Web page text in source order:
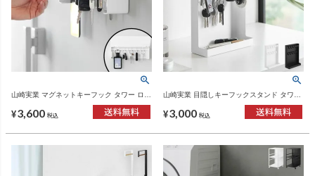
山崎実業 マグネットキーフック タワー ロン
¥3,600 税込
山崎実業 目隠しキーフックスタンド タワー
ズ
¥3,000 税込